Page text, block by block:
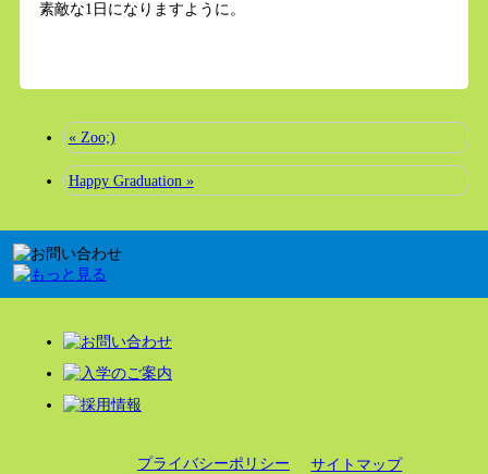
素敵な1日になりますように。
« Zoo;)
Happy Graduation »
プライバシーポリシー サイトマップ